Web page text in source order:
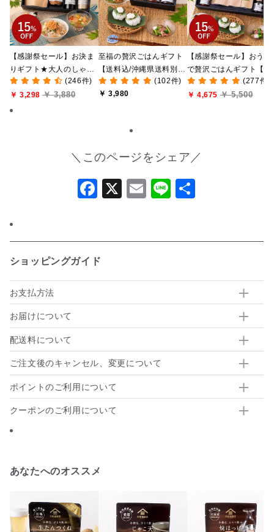
【感謝祭セール】お決ま
りギフト★大人のしゃけ
しゃけめんたい入り【送
料込/沖縄県送料別途】
【化粧箱包装付】
(246件)
￥ 3,298 ￥ 3,880
至福の贅沢ごはんギフト
【送料込/沖縄県送料別
途】【化粧箱包装付/オン
ライン限定】
(102件)
￥ 3,980
【感謝祭セール】おうち
で贅沢ごはんギフト【送
料無料/沖縄県送料別途】
【化粧箱包装付/オンライ
(277件)
￥ 4,675 ￥ 5,500
＼このページをシェア／
Facebook
X Email
Line
ショッピングガイド
お支払方法
お届けについて
配送料について
ご注文後のキャンセル、変更について
ポイントのご利用について
クーポンのご利用について
あなたへのオススメ